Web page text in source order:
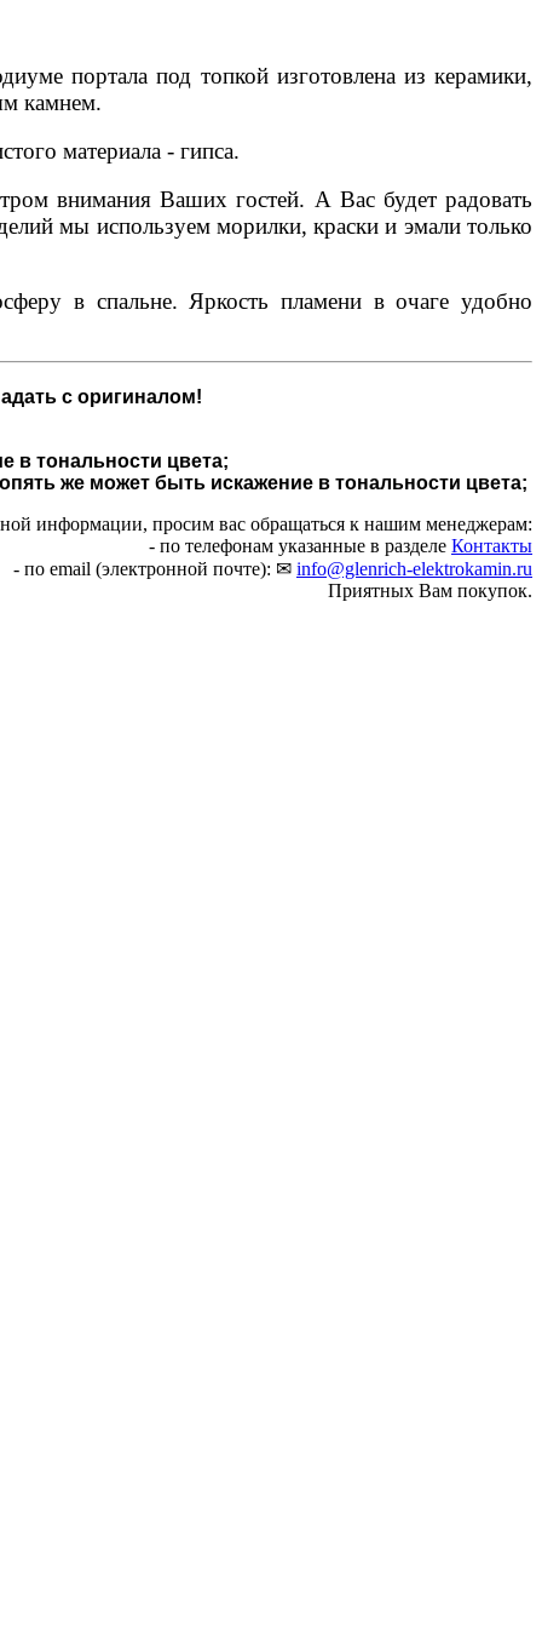
портала под топкой изготовлена из керамики,
камнем.
материала - гипса.
внимания Ваших гостей. А Вас будет радовать
мы используем морилки, краски и эмали только
в спальне. Яркость пламени в очаге удобно
с оригиналом!
в тональности цвета;
же может быть искажение в тональности цвета;
информации, просим вас обращаться к нашим менеджерам:
- по телефонам указанные в разделе Контакты
- по email (электронной почте): ✉ info@glenrich-elektrokamin.ru
Приятных Вам покупок.